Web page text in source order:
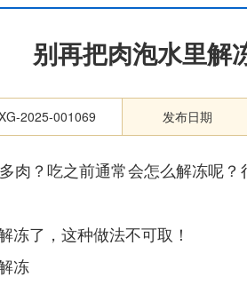
别再把肉泡水里解
2025-001069 发布日期
肉？吃之前通常会怎么解冻呢
冻了，这种做法不可取！
冻